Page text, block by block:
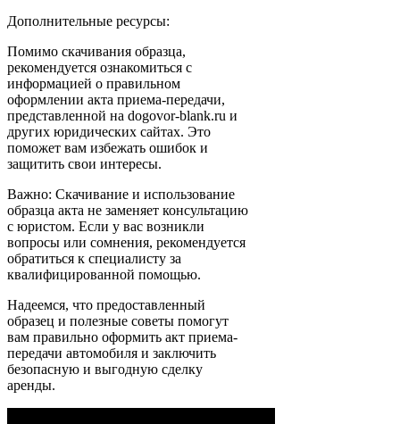
Дополнительные ресурсы:
Помимо скачивания образца,
рекомендуется ознакомиться с
информацией о правильном
оформлении акта приема-передачи,
представленной на dogovor-blank.ru и
других юридических сайтах. Это
поможет вам избежать ошибок и
защитить свои интересы.
Важно: Скачивание и использование
образца акта не заменяет консультацию
с юристом. Если у вас возникли
вопросы или сомнения, рекомендуется
обратиться к специалисту за
квалифицированной помощью.
Надеемся, что предоставленный
образец и полезные советы помогут
вам правильно оформить акт приема-
передачи автомобиля и заключить
безопасную и выгодную сделку
аренды.